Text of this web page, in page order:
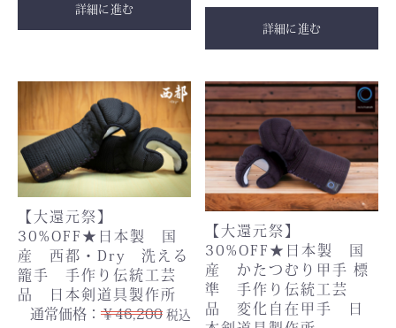
詳細に進む
詳細に進む
【大還元祭】
30%OFF★日本製 国
産 西都・Dry 洗える
籠手 手作り伝統工芸
品 日本剣道具製作所
通常価格： ￥46,200 税込
【大還元祭】
30%OFF★日本製 国
産 かたつむり甲手 標
準 手作り伝統工芸
品 変化自在甲手 日